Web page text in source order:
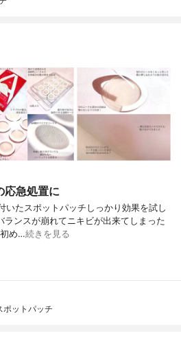
応急処置に
いたスポットパッチしっかり効果を試し
ランスが崩れてニキビが出来てしまった
め…続きを見る
ポットパッチ